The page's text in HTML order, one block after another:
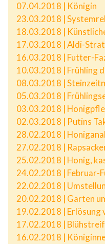
07.04.2018 | Königin
23.03.2018 |
18.03.2018 |
17.03.2018 | Aldi-
16.03.2018 | Futter-
10.03.2018 | Frühling
08.03.2018 |
05.03.2018 |
03.03.2018 |
02.03.2018 | Putins
28.02.2018 |
27.02.2018 |
25.02.2018 | Honig,
24.02.2018 | Februar-
22.02.2018 |
20.02.2018 | Garten
19.02.2018 | Erlösung
17.02.2018 |
16.02.2018 |